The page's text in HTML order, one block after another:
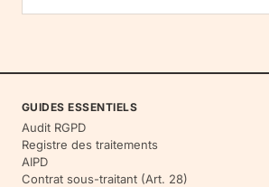
GUIDES ESSENTIELS
Audit RGPD
Registre des traitements
AIPD
Contrat sous-traitant (Art. 28)